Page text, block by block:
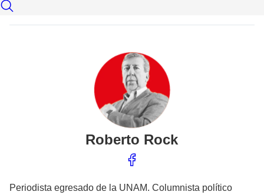
Roberto Rock
Periodista egresado de la UNAM. Columnista político